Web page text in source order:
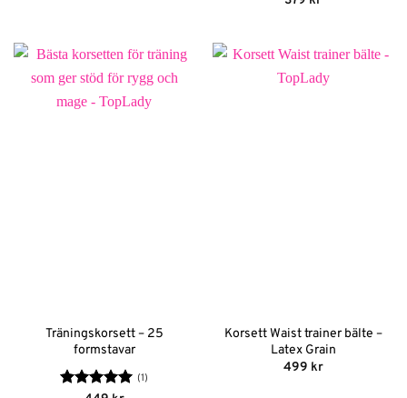
Träningskorsett – 25
formstavar
(1)
Korsett Waist trainer bälte –
Latex Grain
499 kr